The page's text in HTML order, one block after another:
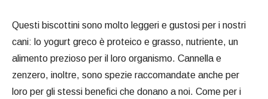
Questi biscottini sono molto leggeri e gustosi per i nostri
cani: lo yogurt greco è proteico e grasso, nutriente, un
alimento prezioso per il loro organismo. Cannella e
zenzero, inoltre, sono spezie raccomandate anche per
loro per gli stessi benefici che donano a noi. Come per i